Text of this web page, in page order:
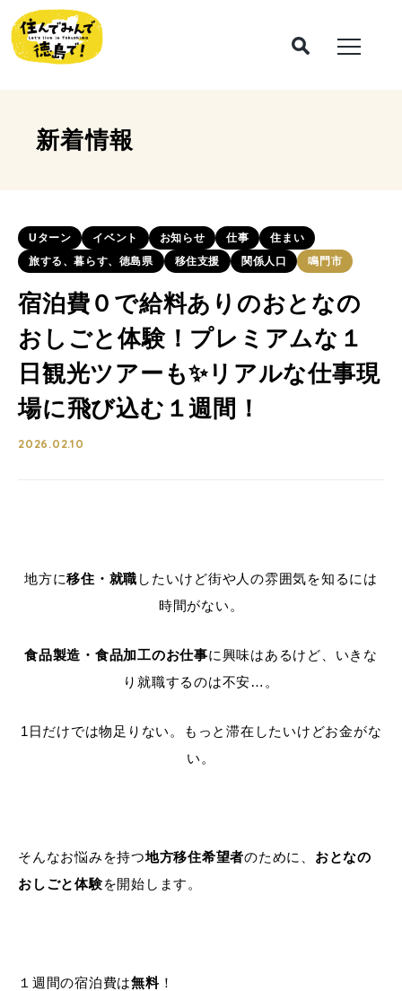
新着情報
Uターン イベント お知らせ 仕事
住まい
旅する、暮らす、徳島県
移住支援 関係人口 鳴門市
宿泊費０で給料ありのおとなの
おしごと体験！プレミアムな１
日観光ツアーも✨リアルな仕事現
場に飛び込む１週間！
2026.02.10
地方に移住・就職 したいけど街や人の雰囲気を知るには
時間がない。
食品製造・食品加工のお仕事に興味はあるけど、いきな
り就職するのは不安…。
1日だけでは物足りない。もっと滞在したいけどお金がな
い。
そんなお悩みを持つ地方移住希望者のために、 おとなの
おしごと体験を開始します。
１週間の宿泊費は無料！